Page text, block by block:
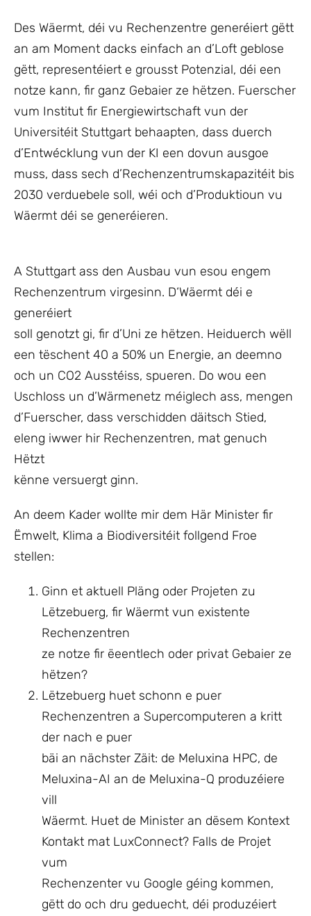
Des Wäermt, déi vu Rechenzentre generéiert gëtt
an am Moment dacks einfach an d’Loft geblose
gëtt, representéiert e grousst Potenzial, déi een
notze kann, fir ganz Gebaier ze hëtzen. Fuerscher
vum Institut fir Energiewirtschaft vun der
Universitéit Stuttgart behaapten, dass duerch
d’Entwécklung vun der KI een dovun ausgoe
muss, dass sech d’Rechenzentrumskapazitéit bis
2030 verduebele soll, wéi och d’Produktioun vu
Wäermt déi se generéieren.
A Stuttgart ass den Ausbau vun esou engem
Rechenzentrum virgesinn. D‘Wäermt déi e
generéiert
soll genotzt gi, fir d’Uni ze hëtzen. Heiduerch wëll
een tëschent 40 a 50% un Energie, an deemno
och un CO2 Ausstéiss, spueren. Do wou een
Uschloss un d’Wärmenetz méiglech ass, mengen
d’Fuerscher, dass verschidden däitsch Stied,
eleng iwwer hir Rechenzentren, mat genuch
Hëtzt
kënne versuergt ginn.
An deem Kader wollte mir dem Här Minister fir
Ëmwelt, Klima a Biodiversitéit follgend Froe
stellen:
Ginn et aktuell Pläng oder Projeten zu
Lëtzebuerg, fir Wäermt vun existente
Rechenzentren
ze notze fir ëeentlech oder privat Gebaier ze
hëtzen?
Lëtzebuerg huet schonn e puer
Rechenzentren a Supercomputeren a kritt
der nach e puer
bäi an nächster Zäit: de Meluxina HPC, de
Meluxina-AI an de Meluxina-Q produzéiere
vill
Wäermt. Huet de Minister an dësem Kontext
Kontakt mat LuxConnect? Falls de Projet
vum
Rechenzenter vu Google géing kommen,
gëtt do och dru geduecht, déi produzéiert